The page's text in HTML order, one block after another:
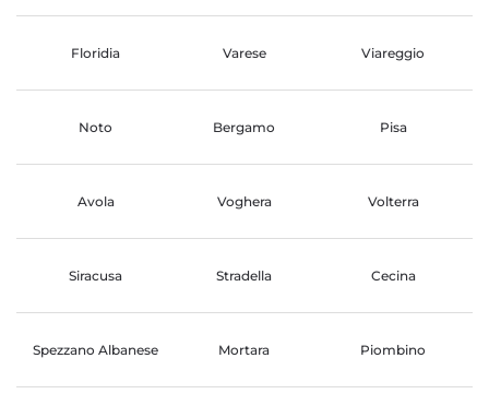
Floridia Varese Viareggio
Noto Bergamo Pisa
Avola Voghera Volterra
Siracusa Stradella Cecina
Spezzano Albanese Mortara Piombino